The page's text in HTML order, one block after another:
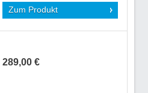
Zum Produkt
289,00 €